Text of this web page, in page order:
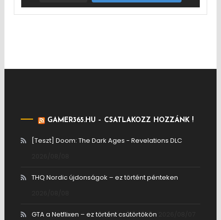
GAMER365.HU – CSATLAKOZZ HOZZÁNK !
[Teszt] Doom: The Dark Ages - Revelations DLC
THQ Nordic újdonságok – ez történt pénteken
GTA a Netflixen – ez történt csütörtökön